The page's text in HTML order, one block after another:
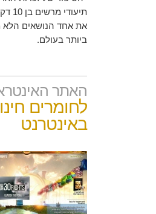
את אחד הנושאים הלא
ביותר בעולם.
האתר
לחומרים
באינטרנט